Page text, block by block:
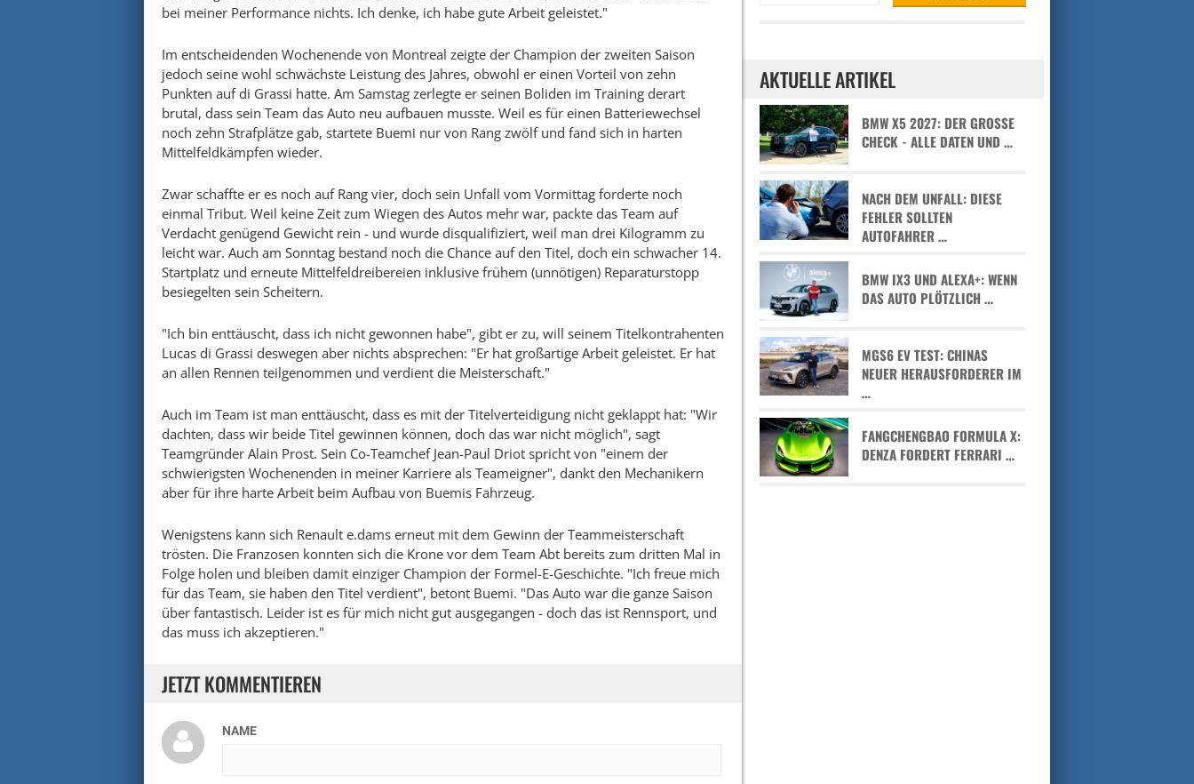
bei meiner Performance nichts. Ich denke, ich habe gute Arbeit geleistet."
Im entscheidenden Wochenende von Montreal zeigte der Champion der zweiten Saison
jedoch seine wohl schwächste Leistung des Jahres, obwohl er einen Vorteil von zehn
Punkten auf di Grassi hatte. Am Samstag zerlegte er seinen Boliden im Training derart
brutal, dass sein Team das Auto neu aufbauen musste. Weil es für einen Batteriewechsel
noch zehn Strafplätze gab, startete Buemi nur von Rang zwölf und fand sich in harten
Mittelfeldkämpfen wieder.
Zwar schaffte er es noch auf Rang vier, doch sein Unfall vom Vormittag forderte noch
einmal Tribut. Weil keine Zeit zum Wiegen des Autos mehr war, packte das Team auf
Verdacht genügend Gewicht rein - und wurde disqualifiziert, weil man drei Kilogramm zu
leicht war. Auch am Sonntag bestand noch die Chance auf den Titel, doch ein schwacher 14.
Startplatz und erneute Mittelfeldreibereien inklusive frühem (unnötigen) Reparaturstopp
besiegelten sein Scheitern.
"Ich bin enttäuscht, dass ich nicht gewonnen habe", gibt er zu, will seinem Titelkontrahenten
Lucas di Grassi deswegen aber nichts absprechen: "Er hat großartige Arbeit geleistet. Er hat
an allen Rennen teilgenommen und verdient die Meisterschaft."
Auch im Team ist man enttäuscht, dass es mit der Titelverteidigung nicht geklappt hat: "Wir
dachten, dass wir beide Titel gewinnen können, doch das war nicht möglich", sagt
Teamgründer Alain Prost. Sein Co-Teamchef Jean-Paul Driot spricht von "einem der
schwierigsten Wochenenden in meiner Karriere als Teameigner", dankt den Mechanikern
aber für ihre harte Arbeit beim Aufbau von Buemis Fahrzeug.
Wenigstens kann sich Renault e.dams erneut mit dem Gewinn der Teammeisterschaft
trösten. Die Franzosen konnten sich die Krone vor dem Team Abt bereits zum dritten Mal in
Folge holen und bleiben damit einziger Champion der Formel-E-Geschichte. "Ich freue mich
für das Team, sie haben den Titel verdient", betont Buemi. "Das Auto war die ganze Saison
über fantastisch. Leider ist es für mich nicht gut ausgegangen - doch das ist Rennsport, und
das muss ich akzeptieren."
JETZT KOMMENTIEREN
NAME
AKTUELLE ARTIKEL
BMW X5 2027: DER GROSSE C
HECK - ALLE DATEN UND …
NACH DEM UNFALL: DIESE
FEHLER SOLLTEN
AUTOFAHRER …
BMW IX3 UND ALEXA+: WENN
DAS AUTO PLÖTZLICH …
MGS6 EV TEST: CHINAS
NEUER HERAUSFORDERER IM
…
FANGCHENGBAO FORMULA X:
DENZA FORDERT FERRARI …